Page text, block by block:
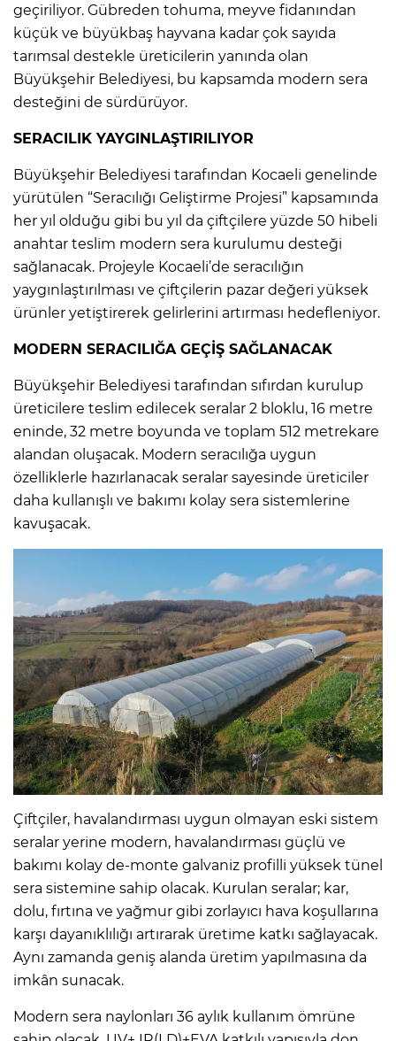
geçiriliyor. Gübreden tohuma, meyve fidanından
küçük ve büyükbaş hayvana kadar çok sayıda
tarımsal destekle üreticilerin yanında olan
Büyükşehir Belediyesi, bu kapsamda modern sera
desteğini de sürdürüyor.
SERACILIK YAYGINLAŞTIRILIYOR
Büyükşehir Belediyesi tarafından Kocaeli genelinde
yürütülen “Seracılığı Geliştirme Projesi” kapsamında
her yıl olduğu gibi bu yıl da çiftçilere yüzde 50 hibeli
anahtar teslim modern sera kurulumu desteği
sağlanacak. Projeyle Kocaeli’de seracılığın
yaygınlaştırılması ve çiftçilerin pazar değeri yüksek
ürünler yetiştirerek gelirlerini artırması hedefleniyor.
MODERN SERACILIĞA GEÇİŞ SAĞLANACAK
Büyükşehir Belediyesi tarafından sıfırdan kurulup
üreticilere teslim edilecek seralar 2 bloklu, 16 metre
eninde, 32 metre boyunda ve toplam 512 metrekare
alandan oluşacak. Modern seracılığa uygun
özelliklerle hazırlanacak seralar sayesinde üreticiler
daha kullanışlı ve bakımı kolay sera sistemlerine
kavuşacak.
Çiftçiler, havalandırması uygun olmayan eski sistem
seralar yerine modern, havalandırması güçlü ve
bakımı kolay de-monte galvaniz profilli yüksek tünel
sera sistemine sahip olacak. Kurulan seralar; kar,
dolu, fırtına ve yağmur gibi zorlayıcı hava koşullarına
karşı dayanıklılığı artırarak üretime katkı sağlayacak.
Aynı zamanda geniş alanda üretim yapılmasına da
imkân sunacak.
Modern sera naylonları 36 aylık kullanım ömrüne